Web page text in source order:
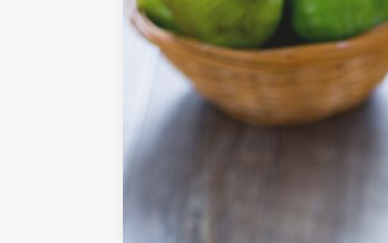
Accompagnement
Pizzas et focaccia
Gateaux et patisserie
Dernieres recettes